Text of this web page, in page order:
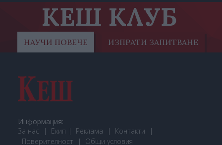
КЕШ КЛУБ
НАУЧИ ПОВЕЧЕ ИЗПРАТИ ЗАПИТВАНЕ
Информация:
За нас
Екип Реклама
Контакти
Поверителност
Общи условия